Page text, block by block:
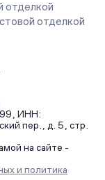
отделкой
отделкой
ИНН:
пер., д. 5, стр.
на сайте -
и политика